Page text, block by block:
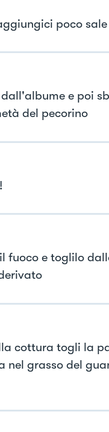
poco sale
e poi
del pecorino
fuoco e toglilo
cottura togli la
nel grasso del